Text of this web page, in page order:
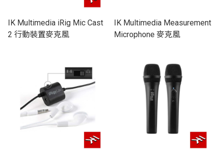
IK Multimedia iRig Mic Cast
2 行動裝置麥克風
IK Multimedia Measurement
Microphone 麥克風